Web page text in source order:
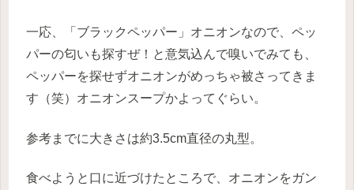
一応、「ブラックペッパー」オニオンなので、ペッ
パーの匂いも探すぜ！と意気込んで嗅いでみても、
ペッパーを探せずオニオンがめっちゃ被さってきま
す（笑）オニオンスープかよってぐらい。
参考までに大きさは約3.5cm直径の丸型。
食べようと口に近づけたところで、オニオンをガン